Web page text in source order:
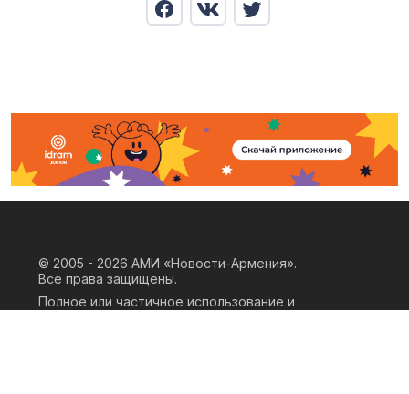
© 2005 - 2026 АМИ «Новости-Армения».
Все права защищены.
Полное или частичное использование и